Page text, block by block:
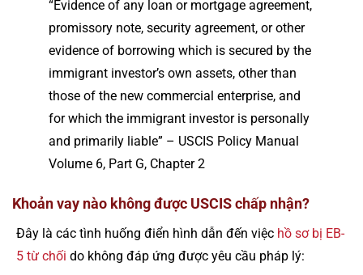
“Evidence of any loan or mortgage agreement,
promissory note, security agreement, or other
evidence of borrowing which is secured by the
immigrant investor’s own assets, other than
those of the new commercial enterprise, and
for which the immigrant investor is personally
and primarily liable” – USCIS Policy Manual
Volume 6, Part G, Chapter 2
Khoản vay nào không được USCIS chấp nhận?
Đây là các tình huống điển hình dẫn đến việc hồ sơ bị EB-
5 từ chối do không đáp ứng được yêu cầu pháp lý: